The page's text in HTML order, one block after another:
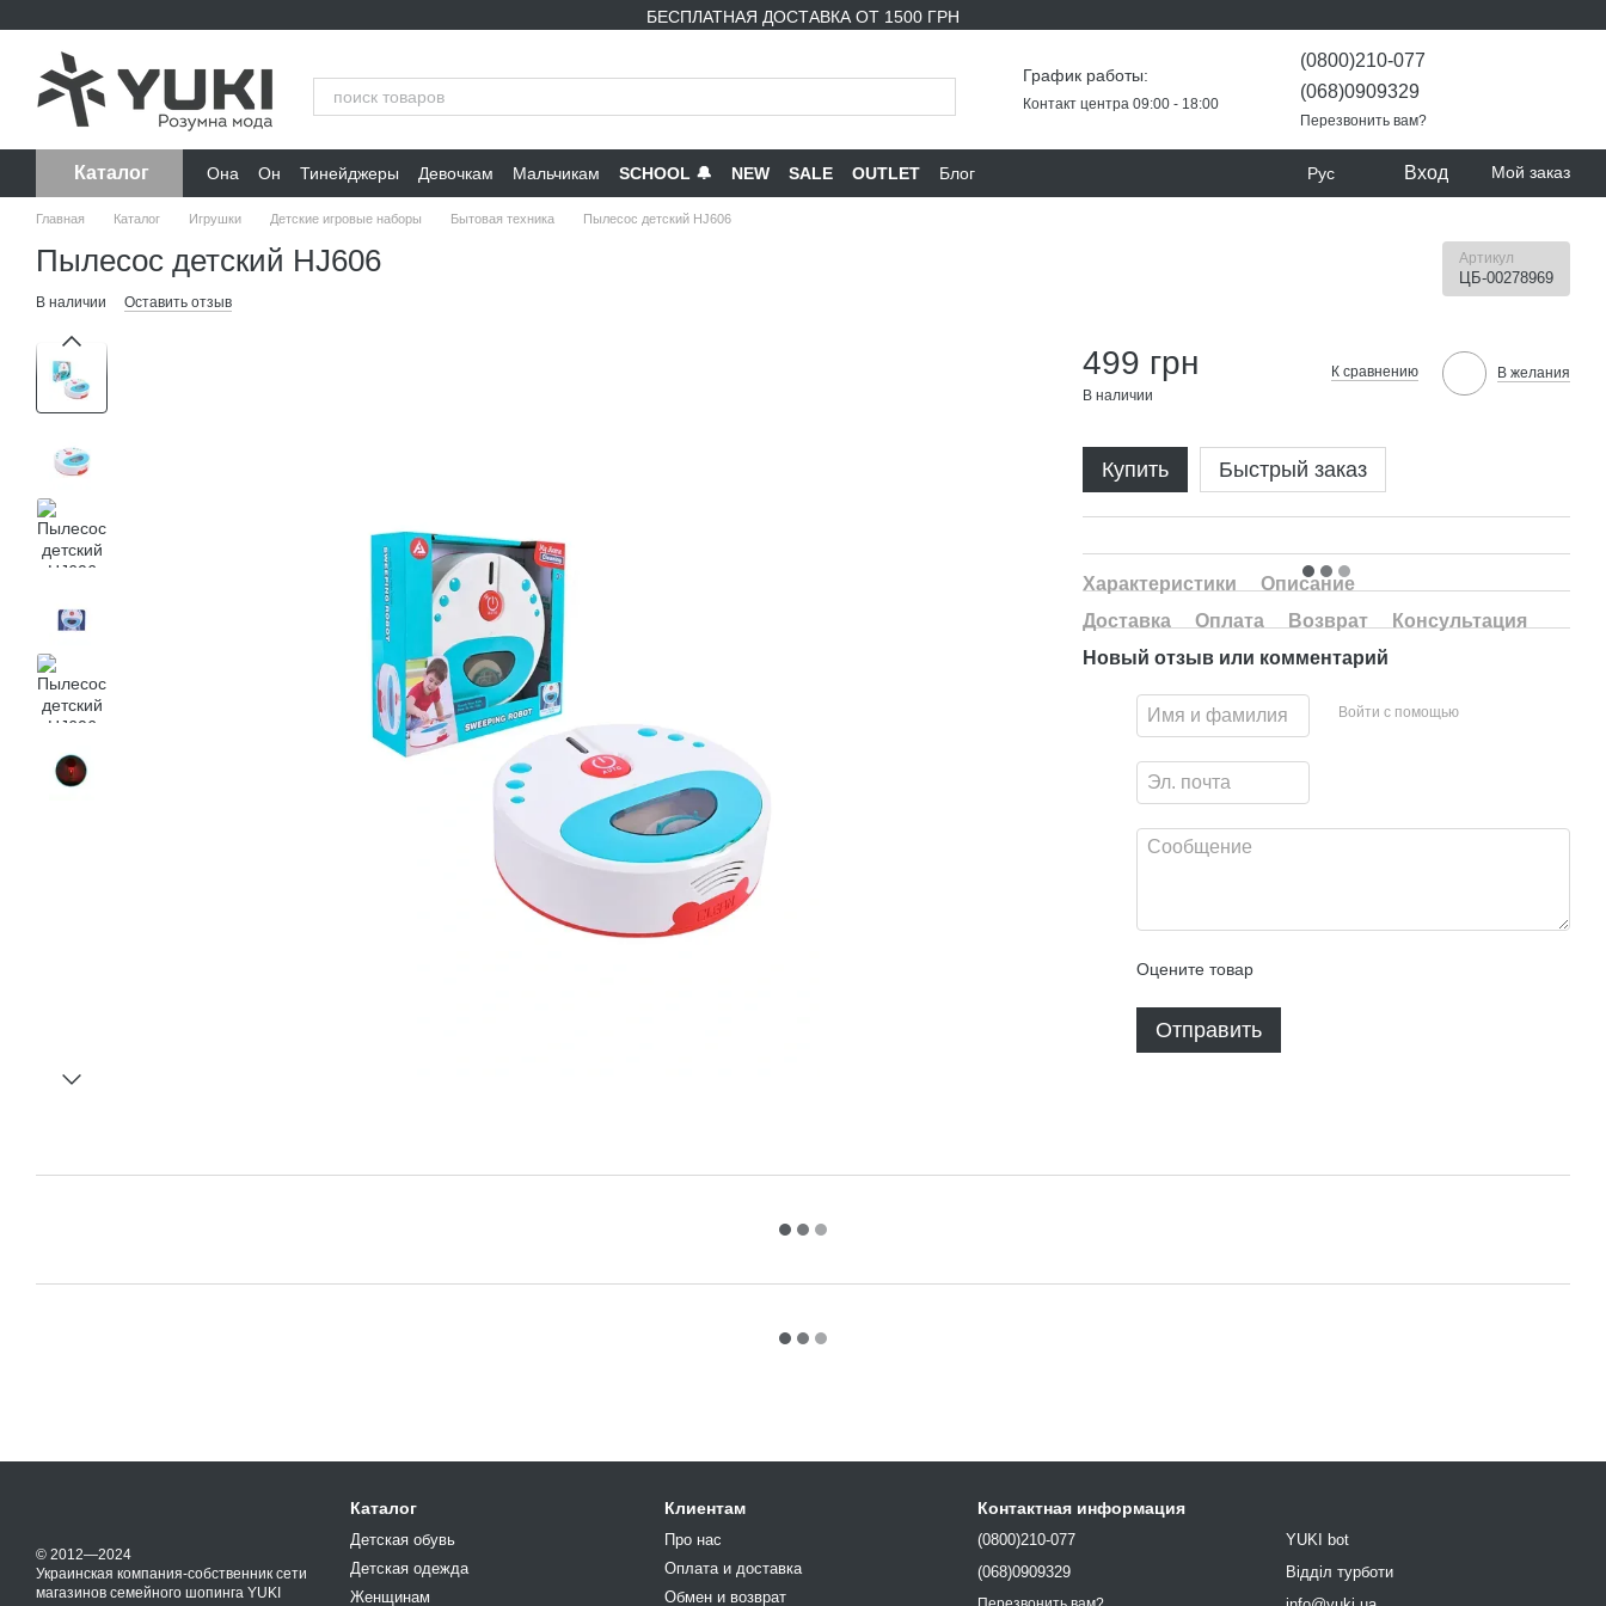
БЕСПЛАТНАЯ ДОСТАВКА ОТ 1500 ГРН
График работы:
Контакт центра 09:00 - 18:00
(0800)210-077
(068)0909329
Перезвонить вам?
Каталог Она Он Тинейджеры Девочкам Мальчикам SCHOOL 🔔 NEW SALE OUTLET Блог Рус Вход Мой заказ
Главная Каталог Игрушки Детские игровые наборы Бытовая техника Пылесос детский HJ606
Пылесос детский HJ606 Артикул
ЦБ-00278969
В наличии Оставить отзыв
499 грн
В наличии
К сравнению В желания
Купить Быстрый заказ
Характеристики
Описание
Доставка
Оплата Возврат
Консультация
Новый отзыв или комментарий
Войти с помощью
Оцените товар
Отправить
© 2012—2024
Украинская компания-собственник сети
магазинов семейного шопинга YUKI
Каталог
Детская обувь
Детская одежда
Женщинам
Клиентам
Про нас
Оплата и доставка
Обмен и возврат
Контактная информация
(0800)210-077
(068)0909329
YUKI bot
Відділ турботи